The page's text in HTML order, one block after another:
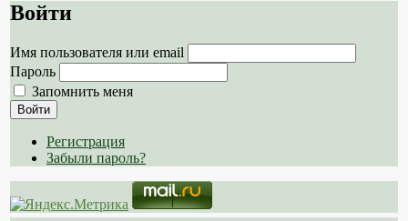
Войти
Имя пользователя или email
Пароль
Запомнить меня
Войти
Регистрация
Забыли пароль?